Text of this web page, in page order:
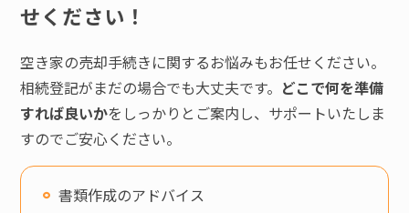
せください！
空き家の売却手続きに関するお悩みもお任せください。
相続登記がまだの場合でも大丈夫です。 どこで何を準備
すれば良いかをしっかりとご案内し、サポートいたしま
すのでご安心ください。
書類作成のアドバイス